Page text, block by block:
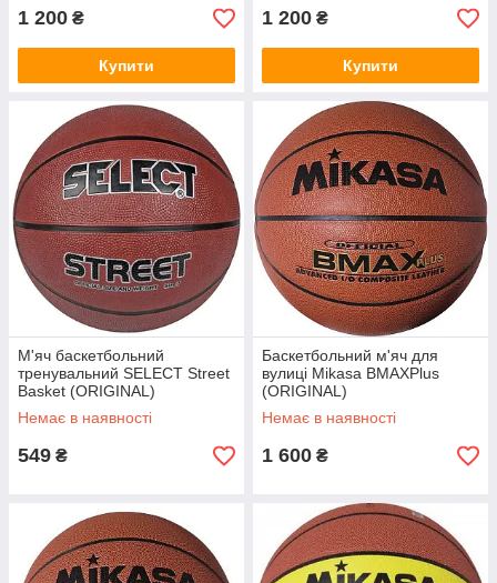
1 200 ₴
Купити
1 200 ₴
Купити
М'яч баскетбольний
тренувальний SELECT Street
Basket (ORIGINAL)
Немає в наявності
549 ₴
Баскетбольний м'яч для
вулиці Mikasa BMAXPlus
(ORIGINAL)
Немає в наявності
1 600 ₴